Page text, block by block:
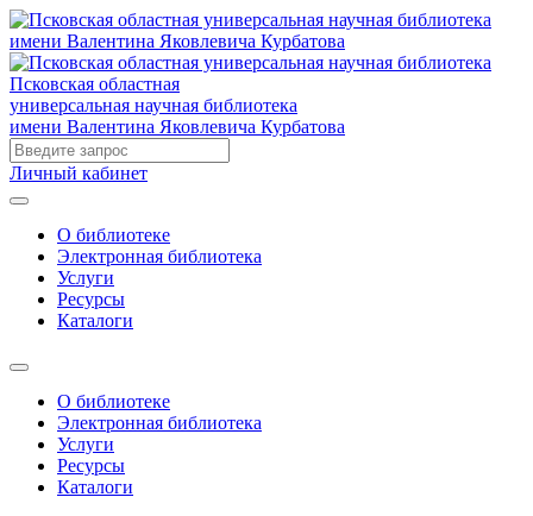
Псковская областная
универсальная научная библиотека
имени Валентина Яковлевича Курбатова
Личный кабинет
О библиотеке
Электронная библиотека
Услуги
Ресурсы
Каталоги
О библиотеке
Электронная библиотека
Услуги
Ресурсы
Каталоги